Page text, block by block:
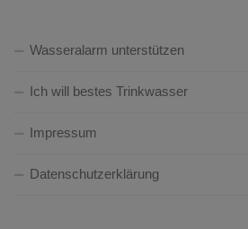
Wasseralarm unterstützen
Ich will bestes Trinkwasser
Impressum
Datenschutzerklärung